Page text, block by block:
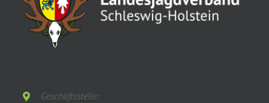
Geschäftsstelle: